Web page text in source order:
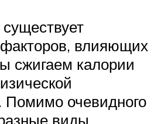
влияющих
сжигаем калории
Помимо очевидного
виды